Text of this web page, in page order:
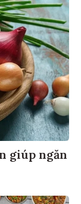
giúp ngăn